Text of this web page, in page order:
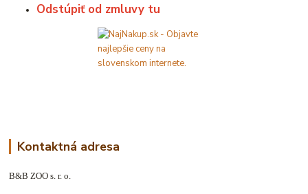
Odstúpiť od zmluvy tu
Kontaktná adresa
B&B ZOO s. r. o.